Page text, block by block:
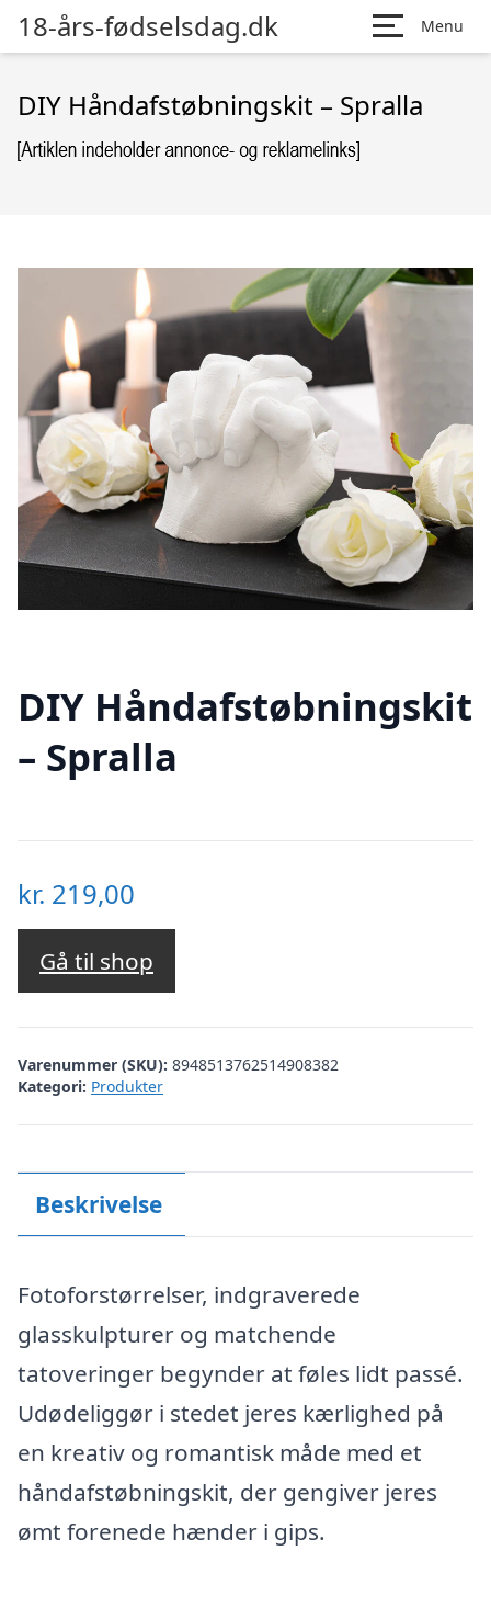
18-års-fødselsdag.dk Menu
DIY Håndafstøbningskit – Spralla
DIY Håndafstøbningskit
– Spralla
kr. 219,00
Gå til shop
Varenummer (SKU): 8948513762514908382
Kategori: Produkter
Beskrivelse
Fotoforstørrelser, indgraverede
glasskulpturer og matchende
tatoveringer begynder at føles lidt passé.
Udødeliggør i stedet jeres kærlighed på
en kreativ og romantisk måde med et
håndafstøbningskit, der gengiver jeres
ømt forenede hænder i gips.